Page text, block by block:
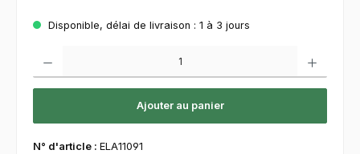
Disponible, délai de livraison : 1 à 3 jours
Ajouter au panier
N° d'article : ELA11091